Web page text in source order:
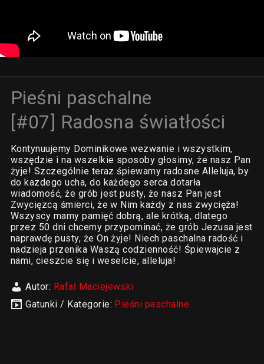
Pieśni paschalne
[#07] Radosna światłości
Kontynuujemy Dominikowe wezwanie i wszystkim,
wszędzie i na wszelkie sposoby głosimy, że nasz Pan
żyje! Szczególnie teraz śpiewamy radosne Alleluja, by
do kazdego ucha, do każdego serca dotarła
wiadomość, że grób jest pusty, że nasz Pan jest
Zwycięzcą śmierci, że w Nim każdy z nas zwycięża!
Wszyscy mamy pamięć dobrą, ale krótką, dlatego
przez 50 dni chcemy przypominać, że grób Jezusa jest
naprawdę pusty, że On żyje! Niech paschalna radość i
nadzieja przenika Waszą codzienność! Śpiewajcie z
nami, cieszcie się i weselcie, alleluja!
Autor: Rafał Maciejewski
Gatunki / Kategorie: Pieśni paschalne